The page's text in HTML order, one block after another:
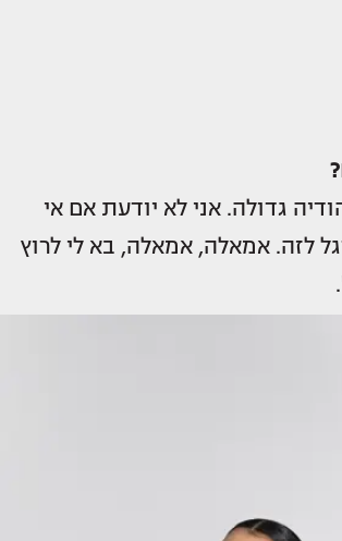
גדולה. אני לא יודעת אם אי
לזה. אמאלה, אמאלה, בא לי לרוץ